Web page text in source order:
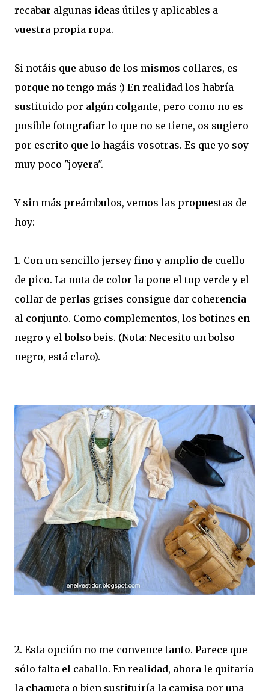
recabar algunas ideas útiles y aplicables a
vuestra propia ropa.
Si notáis que abuso de los mismos collares, es
porque no tengo más :) En realidad los habría
sustituido por algún colgante, pero como no es
posible fotografiar lo que no se tiene, os sugiero
por escrito que lo hagáis vosotras. Es que yo soy
muy poco "joyera".
Y sin más preámbulos, vemos las propuestas de
hoy:
1. Con un sencillo jersey fino y amplio de cuello
de pico. La nota de color la pone el top verde y el
collar de perlas grises consigue dar coherencia
al conjunto. Como complementos, los botines en
negro y el bolso beis. (Nota: Necesito un bolso
negro, está claro).
2. Esta opción no me convence tanto. Parece que
sólo falta el caballo. En realidad, ahora le quitaría
la chaqueta o bien sustituiría la camisa por una